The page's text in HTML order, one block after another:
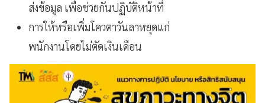
ส่งข้อมูล เพื่อช่วยกันปฏิบัติหน้าที่
การให้หรือเพิ่มโควตาวันลาหยุดแก่
พนักงานโดยไม่ตัดเงินเดือน